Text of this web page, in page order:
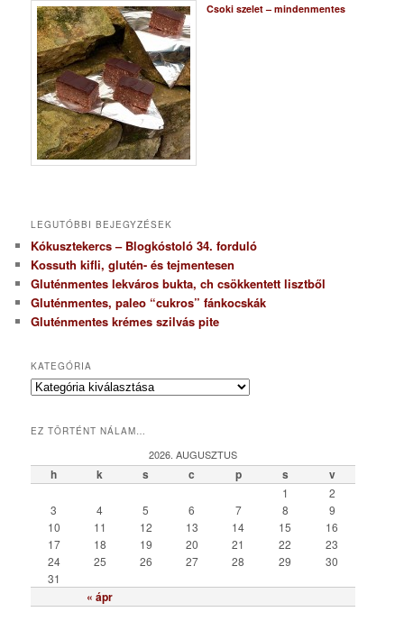
Csoki szelet – mindenmentes
LEGUTÓBBI BEJEGYZÉSEK
Kókusztekercs – Blogkóstoló 34. forduló
Kossuth kifli, glutén- és tejmentesen
Gluténmentes lekváros bukta, ch csökkentett lisztből
Gluténmentes, paleo “cukros” fánkocskák
Gluténmentes krémes szilvás pite
KATEGÓRIA
K
e
r
EZ TÖRTÉNT NÁLAM…
2026. AUGUSZTUS
h k s c p s v
« ápr
1
2
3
4 5 6 7 8
9
10
11 12 13 14 15
16
17
18 19 20 21 22
23
24
25 26 27 28 29
30
31